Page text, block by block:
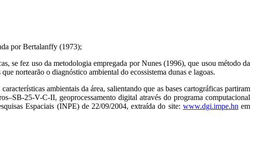
por Bertalanffy (1973);
se fez uso da metodologia empregada por Nunes (1996), que usou método da
nortearão o diagnóstico ambiental do ecossistema dunas e lagoas.
ambientais da área, salientando que as bases cartográficas partiram
25-V-C-II, geoprocessamento digital através do programa computacional
Espaciais (INPE) de 22/09/2004, extraída do site: www.dgi.impe.hn em